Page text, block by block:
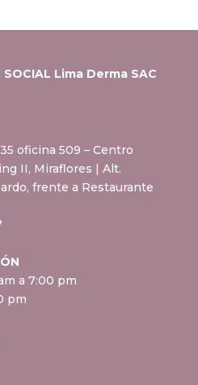
SOCIAL Lima Derma SAC
oficina 509 – Centro
II, Miraflores | Alt.
frente a Restaurante
a 7:00 pm
pm